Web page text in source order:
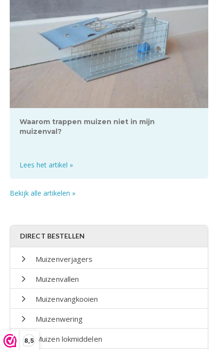
8,5
Waarom trappen muizen niet in mijn
muizenval?
Lees het artikel »
Bekijk alle artikelen »
DIRECT BESTELLEN
Muizenverjagers
Muizenvallen
Muizenvangkooien
Muizenwering
Muizen lokmiddelen